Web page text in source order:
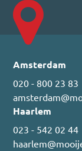
Amsterdam
020 - 800 23 83
Haarlem
023 - 542 02 44